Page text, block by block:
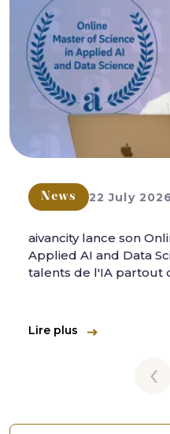
News 22 July 2026
aivancity lance son
Applied AI and Data
talents de l'IA partout
Lire plus
‹